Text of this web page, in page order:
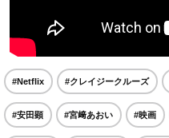
#Netflix #クレイジークルーズ
#安田顕 #宮﨑あおい #映画